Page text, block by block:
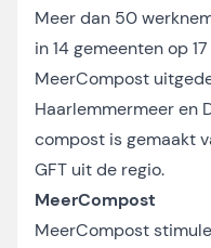
Meer dan 50
in 14 gemeenten op
MeerCompost
Haarlemmermeer en
compost is gemaakt
GFT uit de regio.
MeerCompost
MeerCompost